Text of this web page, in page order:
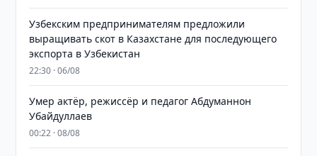
Узбекским предпринимателям предложили
выращивать скот в Казахстане для последующего
экспорта в Узбекистан
22:30 · 06/08
Умер актёр, режиссёр и педагог Абдуманнон
Убайдуллаев
00:22 · 08/08